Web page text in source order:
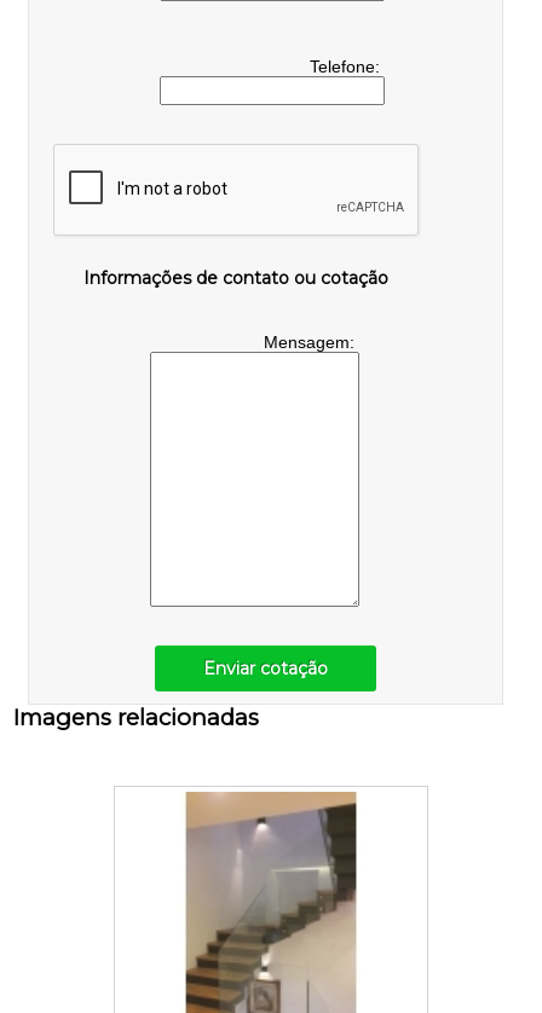
Telefone:
Informações de contato ou cotação
Mensagem:
Enviar cotação
Imagens relacionadas